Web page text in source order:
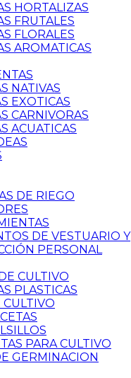
HORTALIZAS
FRUTALES
FLORALES
AROMATICAS
NATIVAS
EXOTICAS
CARNIVORAS
ACUATICAS
DE RIEGO
DE VESTUARIO Y
PERSONAL
CULTIVO
PLASTICAS
CULTIVO
PARA CULTIVO
GERMINACION